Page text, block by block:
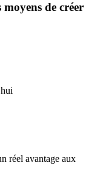
de créer
réel avantage aux